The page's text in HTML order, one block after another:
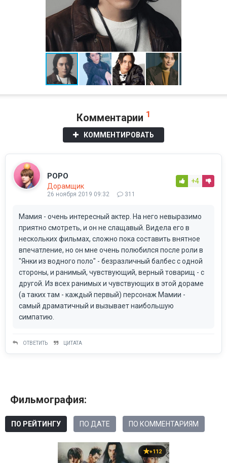
Комментарии 1
КОММЕНТИРОВАТЬ
POPO
Дорамщик
26 ноября 2019 09:32 311
+4
Мамия - очень интересный актер. На него невыразимо
приятно смотреть, и он не слащавый. Видела его в
нескольких фильмах, сложно пока составить внятное
впечатление, но он мне очень полюбился после роли в
"Янки из водного поло" - безразличный балбес с одной
стороны, и ранимый, чувствующий, верный товарищ - с
другой. Из всех ранимых и чувствующих в этой дораме
(а таких там - каждый первый) персонаж Мамии -
самый драматичный и вызывает наибольшую
симпатию.
ОТВЕТИТЬ ЦИТАТА
Фильмография:
ПО РЕЙТИНГУ ПО ДАТЕ ПО КОММЕНТАРИЯМ
+112